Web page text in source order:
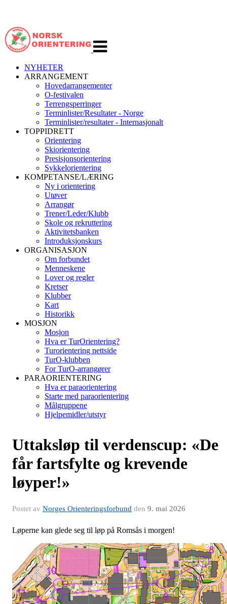
navigasjon
NYHETER
ARRANGEMENT
Hovedarrangementer
O-festivalen
Terrengsperringer
Terminlister/Resultater - Norge
Terminlister/resultater - Internasjonalt
TOPPIDRETT
Orientering
Skiorientering
Presisjonsorientering
Sykkelorientering
KOMPETANSE/LÆRING
Ny i orientering
Utøver
Arrangør
Trener/Leder/Klubb
Skole og rekruttering
Aktivitetsbanken
Introduksjonskurs
ORGANISASJON
Om forbundet
Menneskene
Lover og regler
Kretser
Klubber
Kart
Historikk
MOSJON
Mosjon
Hva er TurOrientering?
Turorientering nettside
TurO-klubben
For TurO-arrangører
PARAORIENTERING
Hva er paraorientering
Starte med paraorientering
Målgruppene
Hjelpemidler/utstyr
Uttaksløp til verdenscup: «De
får fartsfylte og krevende
løyper!»
Postet av Norges Orienteringsforbund den 9. mai 2026
Løperne kan glede seg til løp på Romsås i morgen!